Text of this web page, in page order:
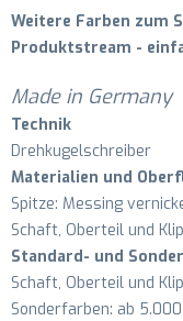
Weitere Farben zum
Produktstream -
Made in Germany
Technik
Drehkugelschreiber
Materialien und
Spitze: Messing
Schaft, Oberteil und
Standard- und
Schaft, Oberteil und
Sonderfarben: ab